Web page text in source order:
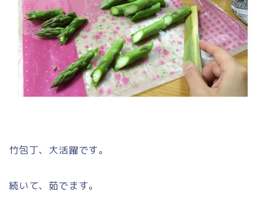
竹包丁、大活躍です。
続いて、茹でます。